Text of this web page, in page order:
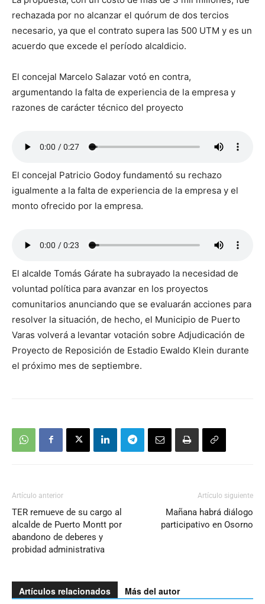
rechazada por no alcanzar el quórum de dos tercios
necesario, ya que el contrato supera las 500 UTM y es un
acuerdo que excede el período alcaldicio.
El concejal Marcelo Salazar votó en contra,
argumentando la falta de experiencia de la empresa y
razones de carácter técnico del proyecto
El concejal Patricio Godoy fundamentó su rechazo
igualmente a la falta de experiencia de la empresa y el
monto ofrecido por la empresa.
El alcalde Tomás Gárate ha subrayado la necesidad de
voluntad política para avanzar en los proyectos
comunitarios anunciando que se evaluarán acciones para
resolver la situación, de hecho, el Municipio de Puerto
Varas volverá a levantar votación sobre Adjudicación de
Proyecto de Reposición de Estadio Ewaldo Klein durante
el próximo mes de septiembre.
Artículo anterior
TER remueve de su cargo al
alcalde de Puerto Montt por
abandono de deberes y
probidad administrativa
Artículo siguiente
Mañana habrá diálogo
participativo en Osorno
Artículos relacionados Más del autor